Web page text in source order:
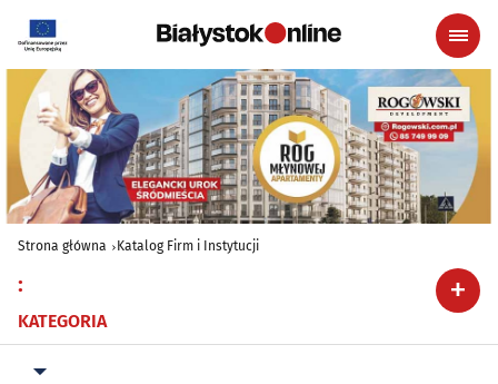
Strona główna Katalog Firm i Instytucji
:
KATEGORIA